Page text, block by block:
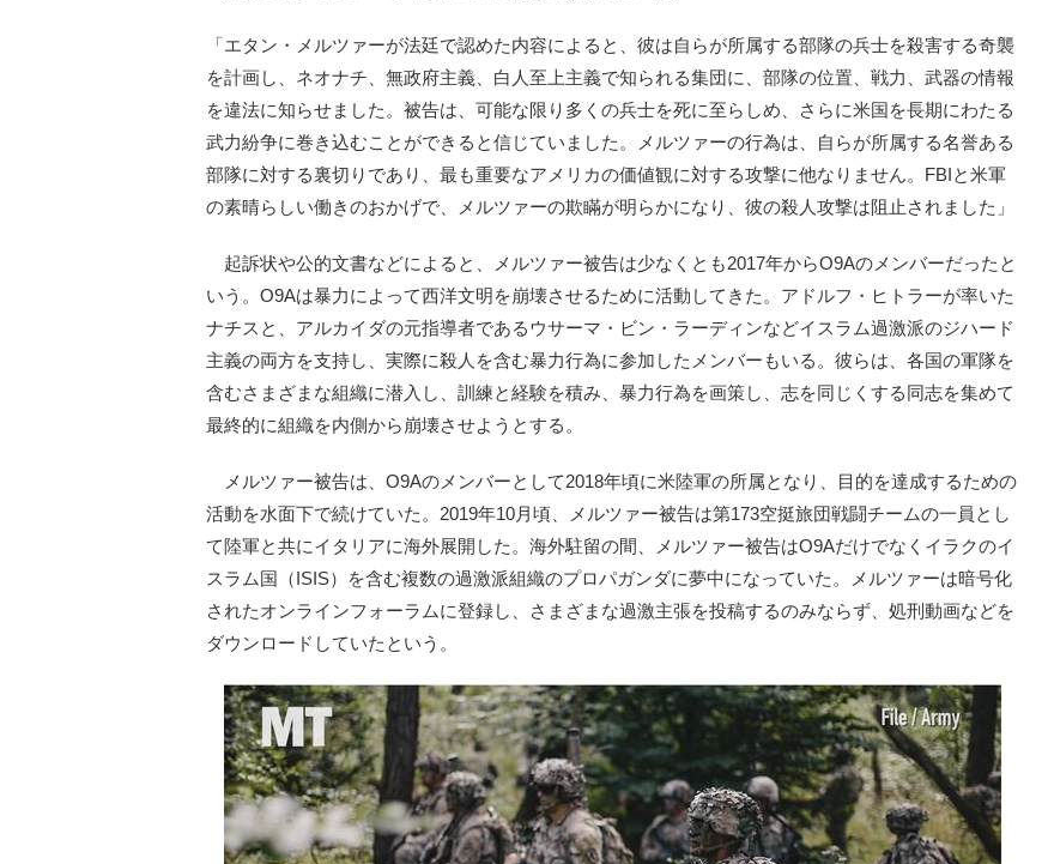
「エタン・メルツァーが法廷で認めた内容によると、彼は自らが所属する部隊の兵士を殺害する奇襲
を計画し、ネオナチ、無政府主義、白人至上主義で知られる集団に、部隊の位置、戦力、武器の情報
を違法に知らせました。被告は、可能な限り多くの兵士を死に至らしめ、さらに米国を長期にわたる
武力紛争に巻き込むことができると信じていました。メルツァーの行為は、自らが所属する名誉ある
部隊に対する裏切りであり、最も重要なアメリカの価値観に対する攻撃に他なりません。FBIと米軍
の素晴らしい働きのおかげで、メルツァーの欺瞞が明らかになり、彼の殺人攻撃は阻止されました」
起訴状や公的文書などによると、メルツァー被告は少なくとも2017年からO9Aのメンバーだったと
いう。O9Aは暴力によって西洋文明を崩壊させるために活動してきた。アドルフ・ヒトラーが率いた
ナチスと、アルカイダの元指導者であるウサーマ・ビン・ラーディンなどイスラム過激派のジハード
主義の両方を支持し、実際に殺人を含む暴力行為に参加したメンバーもいる。彼らは、各国の軍隊を
含むさまざまな組織に潜入し、訓練と経験を積み、暴力行為を画策し、志を同じくする同志を集めて
最終的に組織を内側から崩壊させようとする。
メルツァー被告は、O9Aのメンバーとして2018年頃に米陸軍の所属となり、目的を達成するための
活動を水面下で続けていた。2019年10月頃、メルツァー被告は第173空挺旅団戦闘チームの一員とし
て陸軍と共にイタリアに海外展開した。海外駐留の間、メルツァー被告はO9Aだけでなくイラクのイ
スラム国（ISIS）を含む複数の過激派組織のプロパガンダに夢中になっていた。メルツァーは暗号化
されたオンラインフォーラムに登録し、さまざまな過激主張を投稿するのみならず、処刑動画などを
ダウンロードしていたという。